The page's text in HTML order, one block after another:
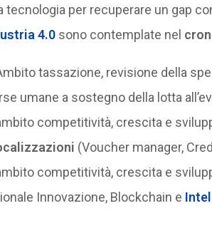
tecnologia per recuperare un gap
4.0sono contemplate nel
tassazione, revisione della
umane a sostegno della lotta
competitività, crescita e
(Voucher manager,
competitività, crescita e
Innovazione, Blockchain e